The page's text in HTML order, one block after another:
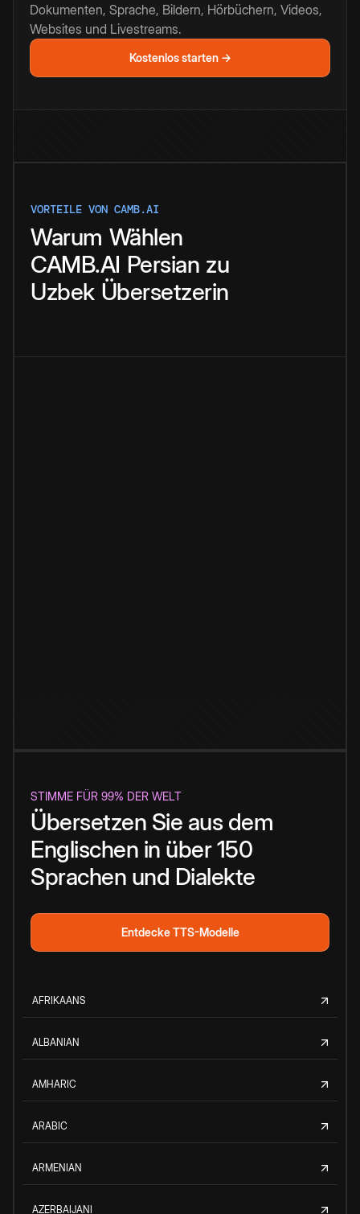
Dokumenten, Sprache, Bildern, Hörbüchern, Videos,
Websites und Livestreams.
Kostenlos starten →
VORTEILE VON CAMB.AI
Warum Wählen
CAMB.AI Persian zu
Uzbek Übersetzerin
STIMME FÜR 99% DER WELT
Übersetzen Sie aus dem
Englischen in über 150
Sprachen und Dialekte
Entdecke TTS-Modelle
AFRIKAANS
ALBANIAN
AMHARIC
ARABIC
ARMENIAN
AZERBAIJANI